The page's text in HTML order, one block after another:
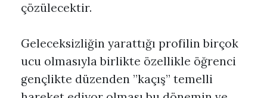
çözülecektir.
Geleceksizliğin yarattığı profilin birçok
ucu olmasıyla birlikte özellikle öğrenci
gençlikte düzenden ”kaçış” temelli